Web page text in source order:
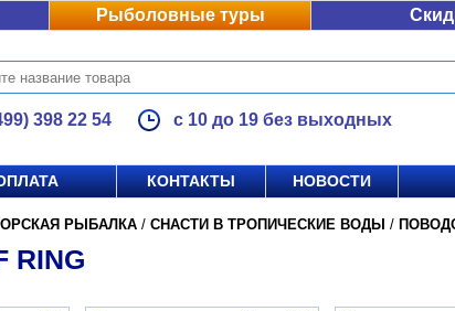
Рыболовные туры
398 22 54 с 10 до 19 без выходных
КОНТАКТЫ НОВОСТИ
РЫБАЛКА / СНАСТИ В ТРОПИЧЕСКИЕ ВОДЫ /
RING